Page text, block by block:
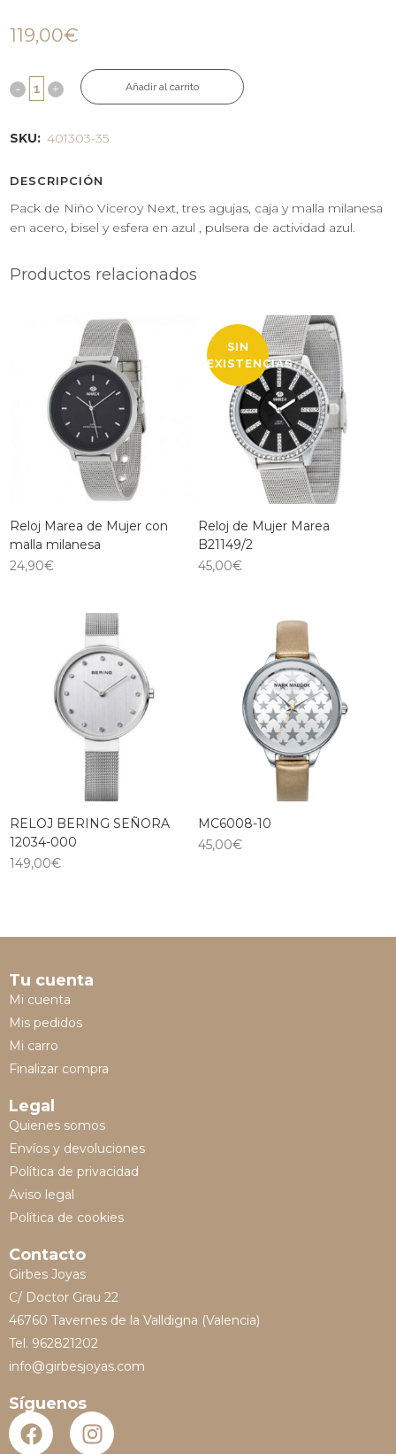
119,00€
Añadir al carrito
SKU: 401303-35
DESCRIPCIÓN
Pack de Niño Viceroy Next, tres agujas, caja y malla milanesa
en acero, bisel y esfera en azul , pulsera de actividad azul.
Productos relacionados
Reloj Marea de Mujer con
malla milanesa
24,90€
SIN
EXISTENCIAS
Reloj de Mujer Marea
B21149/2
45,00€
RELOJ BERING SEÑORA
12034-000
149,00€
MC6008-10
45,00€
Tu cuenta
Mi cuenta
Mis pedidos
Mi carro
Finalizar compra
Legal
Quienes somos
Envíos y devoluciones
Política de privacidad
Aviso legal
Política de cookies
Contacto
Girbes Joyas
C/ Doctor Grau 22
46760 Tavernes de la Valldigna (Valencia)
Tel. 962821202
info@girbesjoyas.com
Síguenos